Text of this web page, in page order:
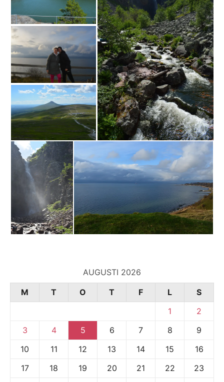
AUGUSTI 2026
M
T O T F L
S
1
2
3
4 5 6 7 8
9
10
11 12 13 14 15
16
17
18 19 20 21 22
23